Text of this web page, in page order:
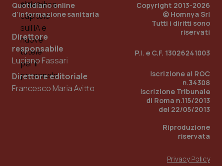
Quotidiano online
d'informazione sanitaria
Direttore
responsabile
Luciano Fassari
Direttore editoriale
Francesco Maria Avitto
Copyright 2013-2026
© Homnya Srl
Tutti i diritti sono
riservati
P.I. e C.F. 13026241003
Iscrizione al ROC
n.34308
Iscrizione Tribunale
di Roma n.115/2013
del 22/05/2013
Riproduzione
riservata
Privacy Policy
_ga_KM60CM4NPH .quotidianosanita.it
1
Scadenza